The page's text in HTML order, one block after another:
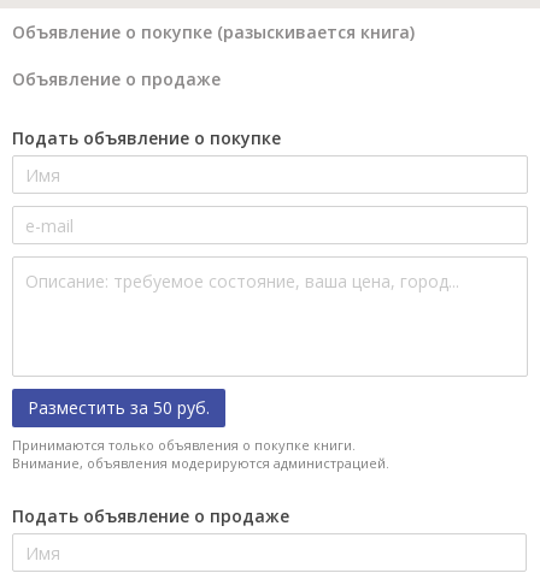
Объявление о покупке (разыскивается книга)
Объявление о продаже
Подать объявление о покупке
Разместить за 50 руб.
Принимаются только объявления о покупке книги.
Внимание, объявления модерируются администрацией.
Подать объявление о продаже